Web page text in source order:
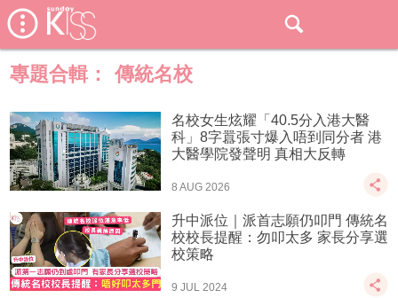
專題合輯： 傳統名校
名校女生炫耀「40.5分入港大醫
科」8字囂張寸爆入唔到同分者 港
大醫學院發聲明 真相大反轉
8 AUG 2026
升中派位｜派首志願仍叩門 傳統名
校校長提醒：勿叩太多 家長分享選
校策略
9 JUL 2024